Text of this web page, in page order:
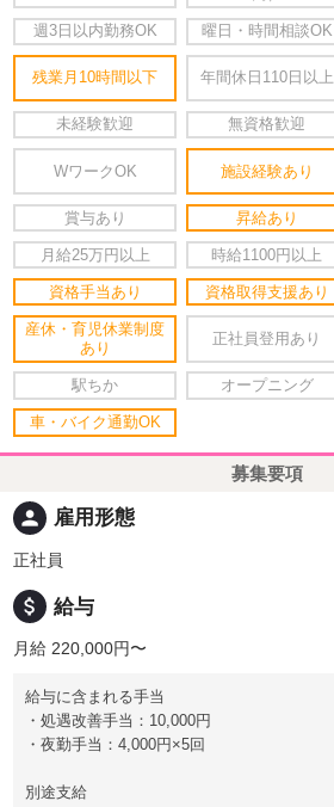
週3日以内勤務OK 曜日・時間相談OK
残業月10時間以下 年間休日110日以上
未経験歓迎 無資格歓迎
WワークOK 施設経験あり
賞与あり 昇給あり
月給25万円以上 時給1100円以上
資格手当あり 資格取得支援あり
産休・育児休業制度
あり
正社員登用あり
駅ちか オープニング
車・バイク通勤OK
募集要項
person 雇用形態
正社員
attach_money 給与
月給 220,000円〜
給与に含まれる手当
・処遇改善手当：10,000円
・夜勤手当：4,000円×5回
別途支給